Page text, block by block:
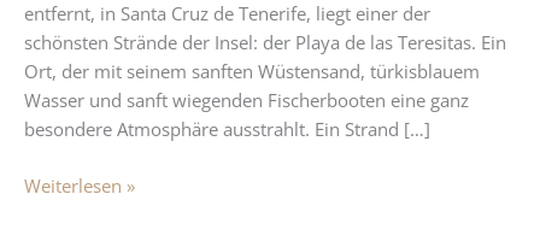
entfernt, in Santa Cruz de Tenerife, liegt einer der
schönsten Strände der Insel: der Playa de las Teresitas. Ein
Ort, der mit seinem sanften Wüstensand, türkisblauem
Wasser und sanft wiegenden Fischerbooten eine ganz
besondere Atmosphäre ausstrahlt. Ein Strand […]
Weiterlesen »